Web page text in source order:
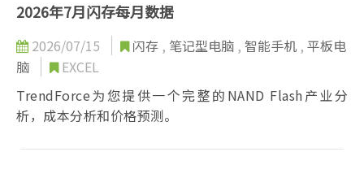
2026年7月闪存每月数据
2026/07/15 闪存 , 笔记型电脑 , 智能手机 , 平板电
脑
EXCEL
TrendForce为您提供一个完整的NAND Flash产业分
析，成本分析和价格预测。